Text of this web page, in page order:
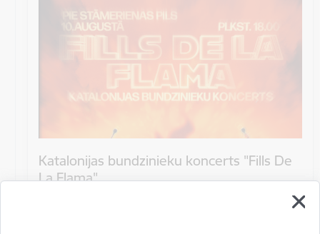
Katalonijas bundzinieku koncerts "Fills De
La Flama"